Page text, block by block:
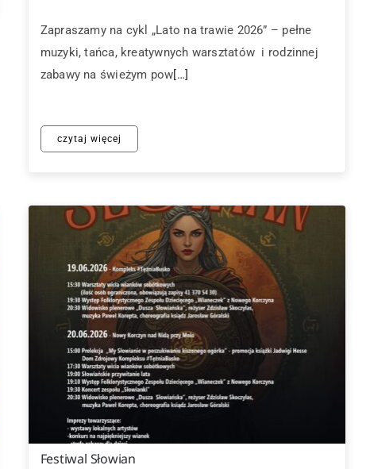
Zapraszamy na cykl „Lato na trawie 2026” – pełne
muzyki, tańca, kreatywnych warsztatów i rodzinnej
zabawy na świeżym pow[…]
czytaj więcej
Festiwal Słowian